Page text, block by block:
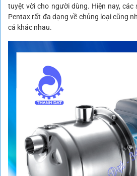
tuyệt vời cho người dùng. Hiện nay,
Pentax rất đa dạng về chủng loại cũng
cả khác nhau.